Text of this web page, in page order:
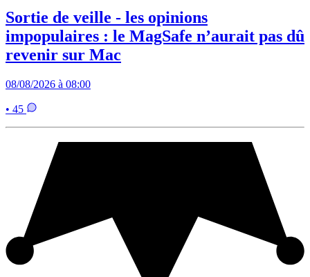
Sortie de veille - les opinions
impopulaires : le MagSafe n’aurait pas dû
revenir sur Mac
08/08/2026 à 08:00
• 45